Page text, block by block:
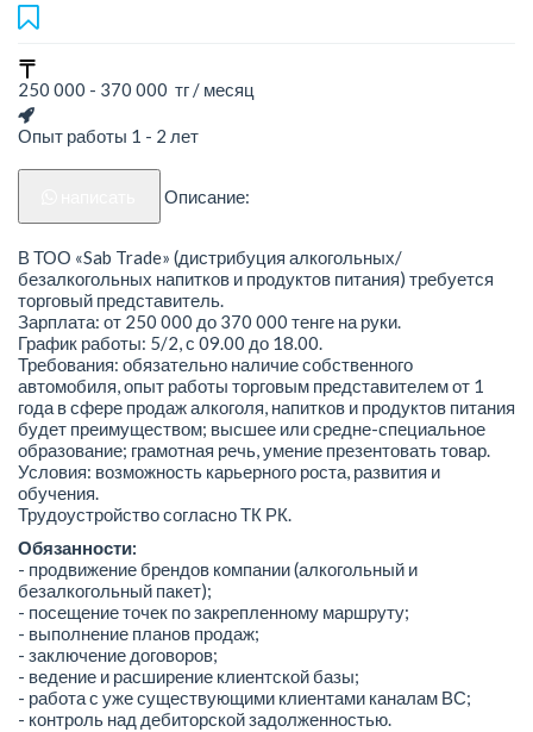
250 000 - 370 000 тг / месяц
Опыт работы 1 - 2 лет
Описание:
В ТОО «Sab Trade» (дистрибуция алкогольных/
безалкогольных напитков и продуктов питания) требуется
торговый представитель.
Зарплата: от 250 000 до 370 000 тенге на руки.
График работы: 5/2, с 09.00 до 18.00.
Требования: обязательно наличие собственного
автомобиля, опыт работы торговым представителем от 1
года в сфере продаж алкоголя, напитков и продуктов питания
будет преимуществом; высшее или средне-специальное
образование; грамотная речь, умение презентовать товар.
Условия: возможность карьерного роста, развития и
обучения.
Трудоустройство согласно ТК РК.
Обязанности:
- продвижение брендов компании (алкогольный и
безалкогольный пакет);
- посещение точек по закрепленному маршруту;
- выполнение планов продаж;
- заключение договоров;
- ведение и расширение клиентской базы;
- работа с уже существующими клиентами каналам ВС;
- контроль над дебиторской задолженностью.